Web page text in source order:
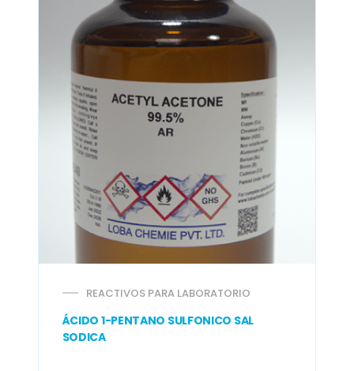
REACTIVOS PARA LABORATORIO
ÁCIDO 1-PENTANO SULFONICO SAL
SODICA